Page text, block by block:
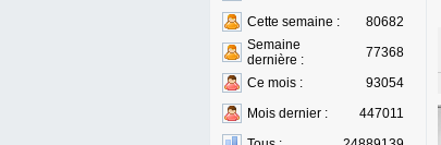
Cette semaine :
80682
Semaine
dernière :
77368
Ce mois :
93054
Mois dernier :
447011